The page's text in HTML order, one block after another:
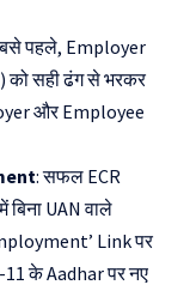
पहले, Employer
सही ढंग से भरकर
और Employee
: सफल ECR
UAN वाले
Link पर
के Aadhar पर नए